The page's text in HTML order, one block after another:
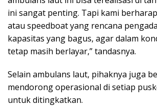
ini sangat penting. Tapi kami
atau speedboat yang rencana
kapasitas yang bagus, agar dalam
tetap masih berlayar,” tandasnya.
Selain ambulans laut, pihaknya juga
mendorong operasional di setiap
untuk ditingkatkan.